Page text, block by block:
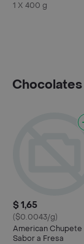
1 X 400 g
$ 1,65
($0.0043/g)
American Chupete
Sabor a Fresa